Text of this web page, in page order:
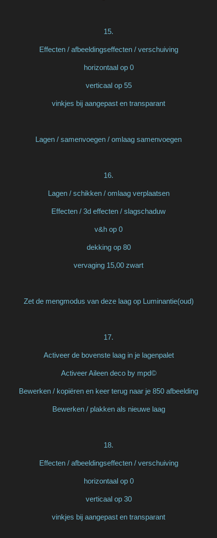
15.
Effecten / afbeeldingseffecten / verschuiving
horizontaal op 0
verticaal op 55
vinkjes bij aangepast en transparant
Lagen / samenvoegen / omlaag samenvoegen
16.
Lagen / schikken / omlaag verplaatsen
Effecten / 3d effecten / slagschaduw
v&h op 0
dekking op 80
vervaging 15,00 zwart
Zet de mengmodus van deze laag op Luminantie(oud)
17.
Activeer de bovenste laag in je lagenpalet
Activeer Aileen deco by mpd©
Bewerken / kopiëren en keer terug naar je 850 afbeelding
Bewerken / plakken als nieuwe laag
18.
Effecten / afbeeldingseffecten / verschuiving
horizontaal op 0
verticaal op 30
vinkjes bij aangepast en transparant